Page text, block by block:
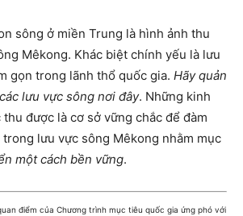
sông ở miền Trung là hình ảnh thu
Mêkong. Khác biệt chính yếu là lưu
gọn trong lãnh thổ quốc gia. Hãy quản
lưu vực sông nơi đây. Những kinh
được là cơ sở vững chắc để đàm
lưu vực sông Mêkong nhằm mục
một cách bền vững.
điểm của Chương trình mục tiêu quốc gia ứng phó với